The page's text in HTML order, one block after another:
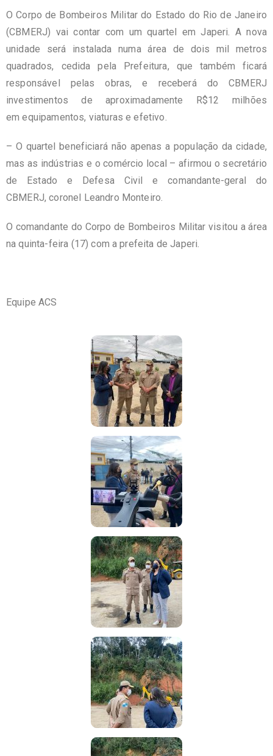
O Corpo de Bombeiros Militar do Estado do Rio de Janeiro
(CBMERJ) vai contar com um quartel em Japeri. A nova
unidade será instalada numa área de dois mil metros
quadrados, cedida pela Prefeitura, que também ficará
responsável pelas obras, e receberá do CBMERJ
investimentos de aproximadamente R$12 milhões
em equipamentos, viaturas e efetivo.
– O quartel beneficiará não apenas a população da cidade,
mas as indústrias e o comércio local – afirmou o secretário
de Estado e Defesa Civil e comandante-geral do
CBMERJ, coronel Leandro Monteiro.
O comandante do Corpo de Bombeiros Militar visitou a área
na quinta-feira (17) com a prefeita de Japeri.
Equipe ACS